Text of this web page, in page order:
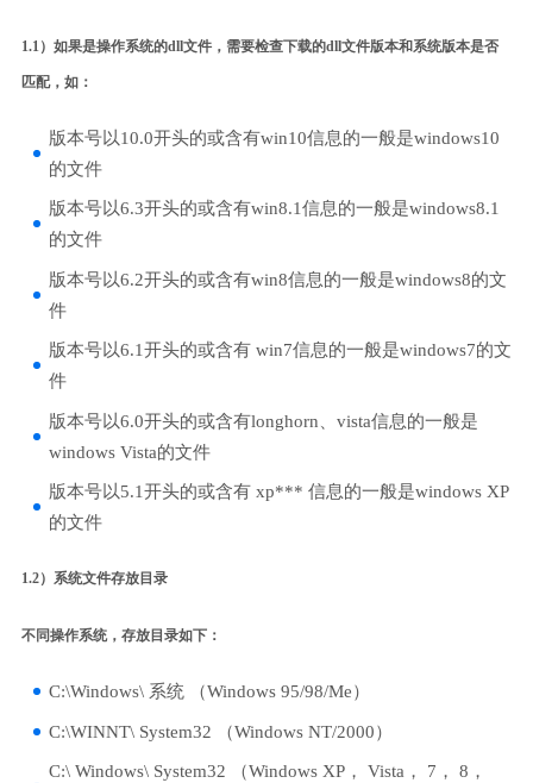
1.1）如果是操作系统的dll文件，需要检查下载的dll文件版本和系统版本是否
匹配，如：
版本号以10.0开头的或含有win10信息的一般是windows10
的文件
版本号以6.3开头的或含有win8.1信息的一般是windows8.1
的文件
版本号以6.2开头的或含有win8信息的一般是windows8的文
件
版本号以6.1开头的或含有 win7信息的一般是windows7的文
件
版本号以6.0开头的或含有longhorn、vista信息的一般是
windows Vista的文件
版本号以5.1开头的或含有 xp*** 信息的一般是windows XP
的文件
1.2）系统文件存放目录
不同操作系统，存放目录如下：
C:\Windows\ 系统 （Windows 95/98/Me）
C:\WINNT\ System32 （Windows NT/2000）
C:\ Windows\ System32 （Windows XP， Vista， 7， 8，